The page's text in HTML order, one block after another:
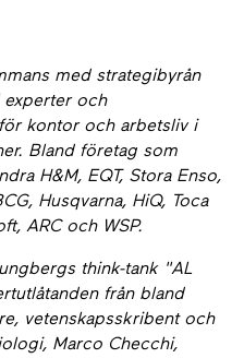
med strategibyrån
och
kontor och arbetsliv i
Bland företag som
H&M, EQT, Stora Enso,
Husqvarna, HiQ, Toca
ARC och WSP.
think-tank "AL
från bland
vetenskapsskribent och
Marco Checchi,